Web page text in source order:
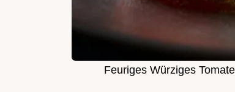
Feuriges Würziges